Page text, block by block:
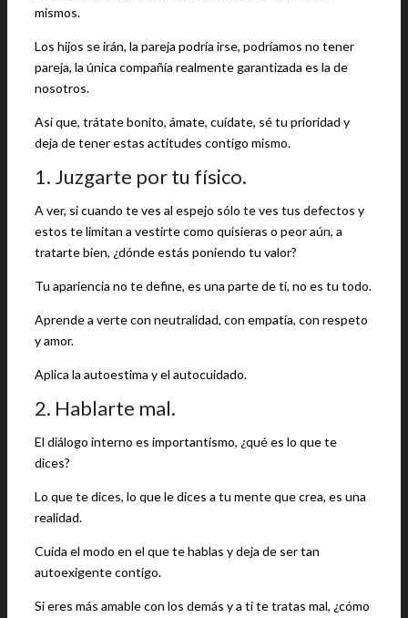
mismos.
Los hijos se irán, la pareja podría irse, podríamos no tener
pareja, la única compañía realmente garantizada es la de
nosotros.
Así que, trátate bonito, ámate, cuídate, sé tu prioridad y
deja de tener estas actitudes contigo mismo.
1. Juzgarte por tu físico.
A ver, si cuando te ves al espejo sólo te ves tus defectos y
estos te limitan a vestirte como quisieras o peor aún, a
tratarte bien, ¿dónde estás poniendo tu valor?
Tu apariencia no te define, es una parte de ti, no es tu todo.
Aprende a verte con neutralidad, con empatía, con respeto
y amor.
Aplica la autoestima y el autocuidado.
2. Hablarte mal.
El diálogo interno es importantísmo, ¿qué es lo que te
dices?
Lo que te dices, lo que le dices a tu mente que crea, es una
realidad.
Cuida el modo en el que te hablas y deja de ser tan
autoexigente contigo.
Si eres más amable con los demás y a ti te tratas mal, ¿cómo